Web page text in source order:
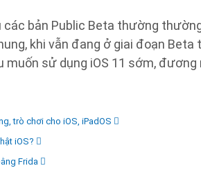
bản Public Beta thường
khi vẫn đang ở giai đoạn Beta
muốn sử dụng iOS 11 sớm, đương
trò chơi cho iOS, iPadOS
iOS?
Frida